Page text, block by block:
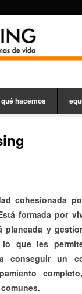
qué hacemos
cohesionada
formada por
planeada y
lo que les
conseguir un